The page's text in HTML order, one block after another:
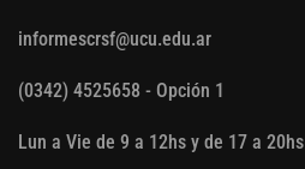
informescrsf@ucu.edu.ar
(0342) 4525658 - Opción 1
Lun a Vie de 9 a 12hs y de 17 a 20hs